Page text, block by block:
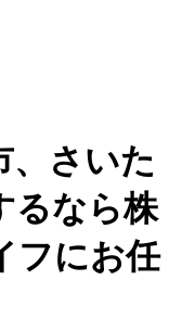
、さいた
るなら株
フにお任